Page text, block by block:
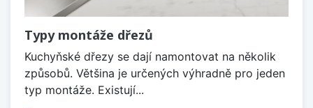
Typy montáže dřezů
Kuchyňské dřezy se dají namontovat na několik
způsobů. Většina je určených výhradně pro jeden
typ montáže. Existují...